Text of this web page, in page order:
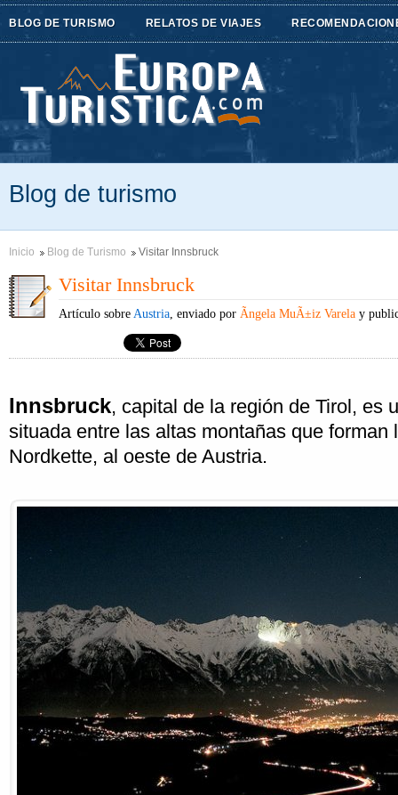
BLOG DE TURISMO RELATOS DE VIAJES
Blog de turismo
Inicio Blog de Turismo Visitar Innsbruck
Visitar Innsbruck
Artículo sobre Austria, enviado por Ãngela MuÃ±iz Varela y
Innsbruck, capital de la región de Tirol, es
situada entre las altas montañas que forman
Nordkette, al oeste de Austria.